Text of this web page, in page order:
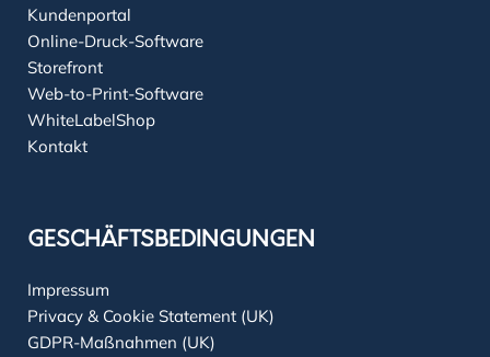
Kundenportal
Online-Druck-Software
Storefront
Web-to-Print-Software
WhiteLabelShop
Kontakt
GESCHÄFTSBEDINGUNGEN
Impressum
Privacy & Cookie Statement (UK)
GDPR-Maßnahmen (UK)